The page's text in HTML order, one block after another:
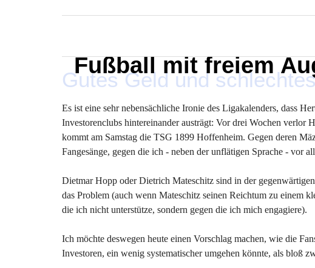
Fußball mit freiem
Gutes Geld und
Es ist eine sehr nebensächliche Ironie des Ligakalenders, dass
Investorenclubs hintereinander austrägt: Vor drei Wochen
kommt am Samstag die TSG 1899 Hoffenheim. Gegen deren
Fangesänge, gegen die ich - neben der unflätigen Sprache - vor
Dietmar Hopp oder Dietrich Mateschitz sind in der
das Problem (auch wenn Mateschitz seinen Reichtum zu einem
die ich nicht unterstütze, sondern gegen die ich mich engagiere).
Ich möchte deswegen heute einen Vorschlag machen, wie die
Investoren, ein wenig systematischer umgehen könnte, als bloß